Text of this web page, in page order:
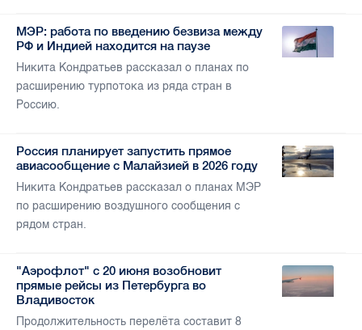
МЭР: работа по введению безвиза между
РФ и Индией находится на паузе
Никита Кондратьев рассказал о планах по
расширению турпотока из ряда стран в
Россию.
Россия планирует запустить прямое
авиасообщение с Малайзией в 2026 году
Никита Кондратьев рассказал о планах МЭР
по расширению воздушного сообщения с
рядом стран.
"Аэрофлот" с 20 июня возобновит
прямые рейсы из Петербурга во
Владивосток
Продолжительность перелёта составит 8